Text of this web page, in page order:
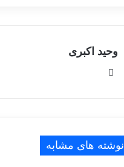
وحید اکبری
نوشته های مشابه